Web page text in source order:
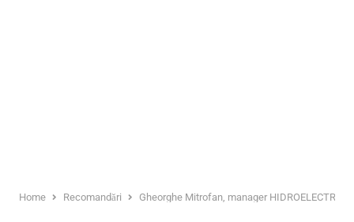
Home Recomandări Gheorghe Mitrofan, manager